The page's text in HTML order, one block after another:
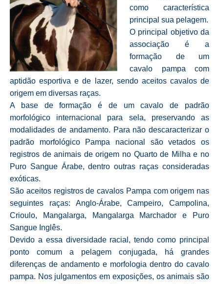
como característica
principal sua pelagem.
O principal objetivo da
associação é a
formação de um
cavalo pampa com
aptidão esportiva e de lazer, sendo aceitos cavalos de
origem em diversas raças.
A base de formação é de um cavalo de padrão
morfológico internacional para sela, preservando as
modalidades de andamento. Para não descaracterizar o
padrão morfológico Pampa nacional são vetados os
registros de animais de origem no Quarto de Milha e no
Puro Sangue Árabe, dentro outras raças consideradas
exóticas.
São aceitos registros de cavalos Pampa com origem nas
seguintes raças: Anglo-Árabe, Campeiro, Campolina,
Crioulo, Mangalarga, Mangalarga Marchador e Puro
Sangue Inglês.
Devido a essa diversidade racial, tendo como principal
ponto comum a pelagem conjugada, há grandes
diferenças de andamento e morfologia dentro do cavalo
pampa. Nos julgamentos em exposições, os animais são